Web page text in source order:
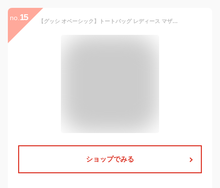
no. 15 【グッシ オベーシック】トートバッグ レディース マザーズバッグ トートバッグ バルーン型 大容量 軽量 撥水 ナイロン ママバッグ ポケット 外ポケット多数 異素材配色 シンプル italy 12095(グレー)
ショップでみる